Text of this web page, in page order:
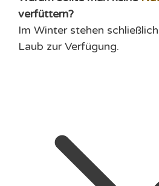
verfüttern?
Im Winter stehen
Laub zur Verfügung.